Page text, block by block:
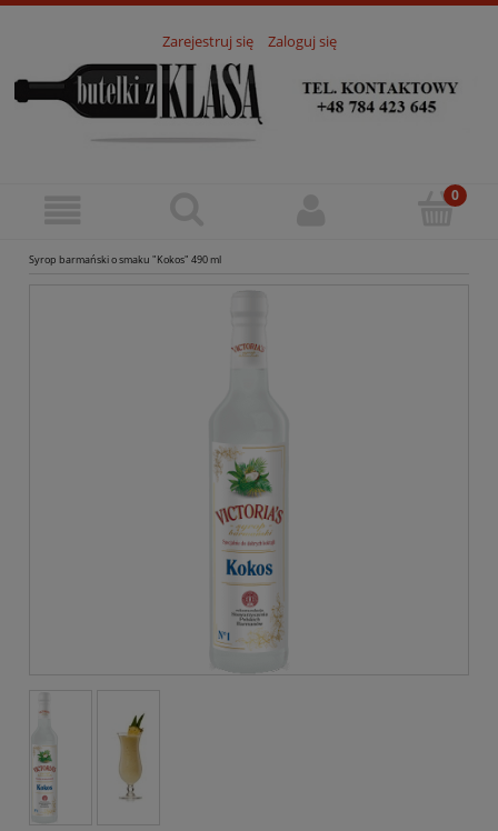
Zarejestruj się Zaloguj się
Syrop barmański o smaku "Kokos" 490 ml